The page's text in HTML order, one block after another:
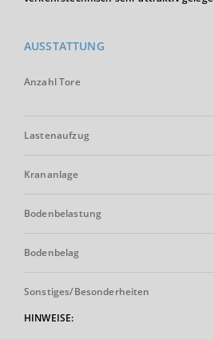
AUSSTATTUNG
Anzahl Tore
Lastenaufzug
Krananlage
Bodenbelastung
Bodenbelag
Sonstiges/Besonderheiten
HINWEISE: